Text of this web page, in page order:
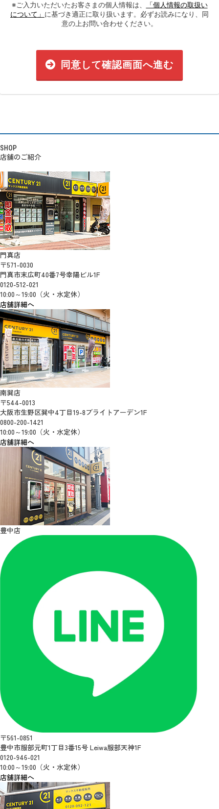
※ご入力いただいたお客さまの個人情報は、
「個人情報の取扱い
について」 に基づき適正に取り扱います。必ずお読みになり、同
意の上お問い合わせください。
同意して確認画面へ進む
SHOP
店舗のご紹介
門真店
〒571-0030
門真市末広町40番7号幸陽ビル1F
0120-512-021
10:00～19:00（火・水定休）
店舗詳細へ
南巽店
〒544-0013
大阪市生野区巽中4丁目19-8ブライトアーデン1F
0800-200-1421
10:00～19:00（火・水定休）
店舗詳細へ
豊中店
〒561-0851
豊中市服部元町1丁目3番15号 Leiwa服部天神1F
0120-946-021
10:00～19:00（火・水定休）
店舗詳細へ